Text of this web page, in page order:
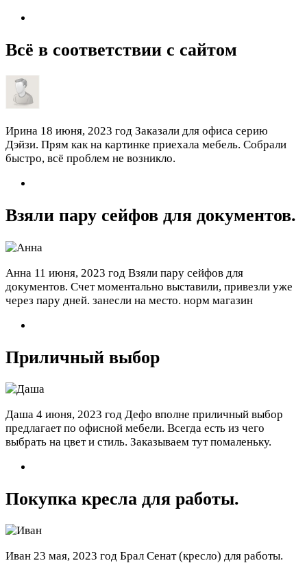
Всё в соответствии с сайтом
Ирина 18 июня, 2023 год Заказали для офиса серию
Дэйзи. Прям как на картинке приехала мебель. Собрали
быстро, всё проблем не возникло.
Взяли пару сейфов для документов.
Анна 11 июня, 2023 год Взяли пару сейфов для
документов. Счет моментально выставили, привезли уже
через пару дней. занесли на место. норм магазин
Приличный выбор
Даша 4 июня, 2023 год Дефо вполне приличный выбор
предлагает по офисной мебели. Всегда есть из чего
выбрать на цвет и стиль. Заказываем тут помаленьку.
Покупка кресла для работы.
Иван 23 мая, 2023 год Брал Сенат (кресло) для работы.